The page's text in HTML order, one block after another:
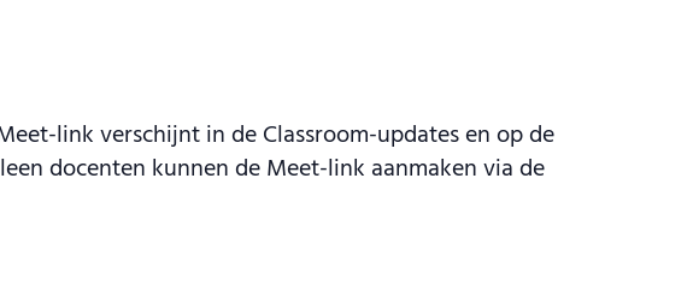
link verschijnt in de Classroom-updates en op de
docenten kunnen de Meet-link aanmaken via de